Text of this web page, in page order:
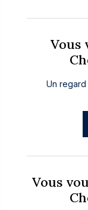
Vous
Un
Vous